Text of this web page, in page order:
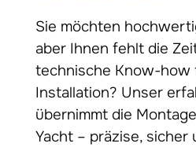
Sie möchten
aber Ihnen fehlt die
technische Know-how
Installation? Unser
übernimmt die
Yacht – präzise, sicher